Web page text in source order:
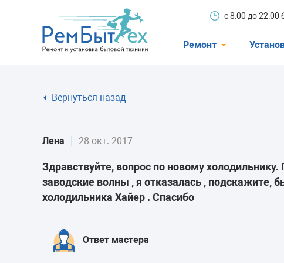
с 8:00 до 22:00
Ремонт
Кондиционеры
Вернуться назад
Лена 28 окт. 2017
Здравствуйте, вопрос по новому
заводские волны , я отказалась , подскажите,
холодильника Хайер . Спасибо
Ответ мастера